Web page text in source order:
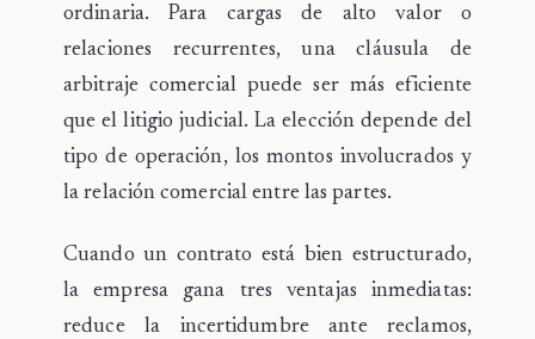
ordinaria. Para cargas de alto valor o
relaciones recurrentes, una cláusula de
arbitraje comercialpuede ser más eficiente
que el litigio judicial. La elección depende del
tipo de operación, los montos involucrados y
la relación comercial entre las partes.
Cuando un contrato está bien estructurado,
la empresa gana tres ventajas inmediatas:
reduce la incertidumbre ante reclamos,